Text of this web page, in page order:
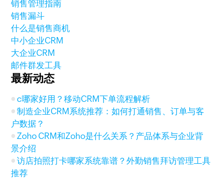
销售管理指南
销售漏斗
什么是销售商机
中小企业CRM
大企业CRM
邮件群发工具
最新动态
c哪家好用？移动CRM下单流程解析
制造企业CRM系统推荐：如何打通销售、订单与客
户数据？
Zoho CRM和Zoho是什么关系？产品体系与企业背
景介绍
访店拍照打卡哪家系统靠谱？外勤销售拜访管理工具
推荐